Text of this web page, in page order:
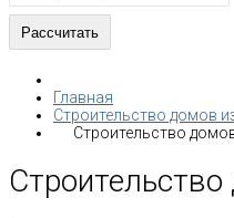
Главная
Строительство домов
Строительство